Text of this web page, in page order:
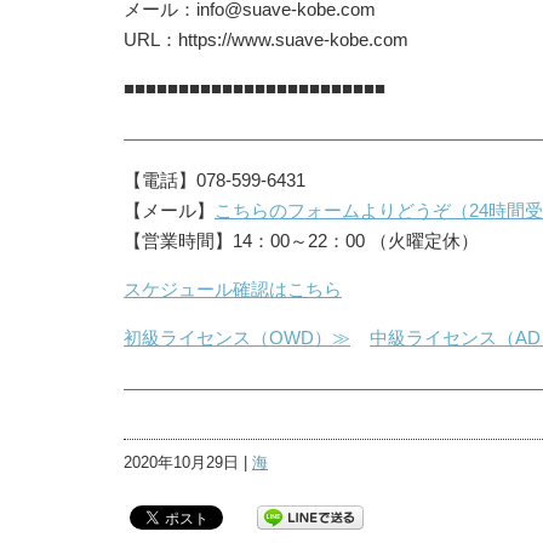
メール：info@suave-kobe.com
URL：https://www.suave-kobe.com
■■■■■■■■■■■■■■■■■■■■■■■■
【電話】078-599-6431
【メール】
こちらのフォームよりどうぞ（24時間
【営業時間】14：00～22：00 （火曜定休）
スケジュール確認はこちら
初級ライセンス（OWD）≫ 中級ライセンス（
2020年10月29日 | 海